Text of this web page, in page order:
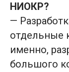
НИОКР?
—
отдельные
именно,
большого